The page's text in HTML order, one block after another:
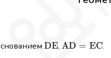
\mathrm{DE}
DE, AD = EC.